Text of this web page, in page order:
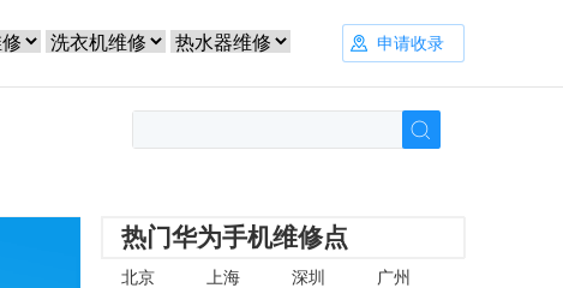
申请收录
热门华为手机维修点
北京 上海 深圳
广州